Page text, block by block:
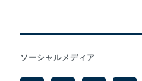
ソーシャルメディア